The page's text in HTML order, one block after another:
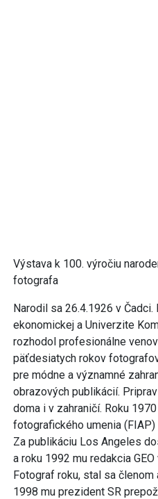
Výstava k 100. výročiu
fotografa
Narodil sa 26.4.1926 v
ekonomickej a Univerzite
rozhodol profesionálne
päťdesiatych rokov
pre módne a významné
obrazových publikácií.
doma i v zahraničí. Roku
fotografického umenia
Za publikáciu Los Angeles
a roku 1992 mu redakcia
Fotograf roku, stal sa
1998 mu prezident SR